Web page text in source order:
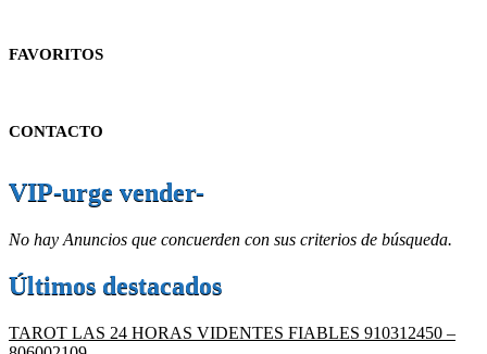
FAVORITOS
CONTACTO
VIP-urge vender-
No hay Anuncios que concuerden con sus criterios de búsqueda.
Últimos destacados
TAROT LAS 24 HORAS VIDENTES FIABLES 910312450 –